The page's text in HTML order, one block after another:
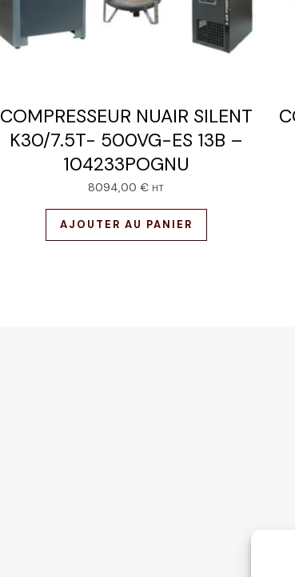
COMPRESSEUR NUAIR SILENT
K30/7.5T- 500VG-ES 13B –
104233POGNU
8094,00€ HT
AJOUTER AU PANIER